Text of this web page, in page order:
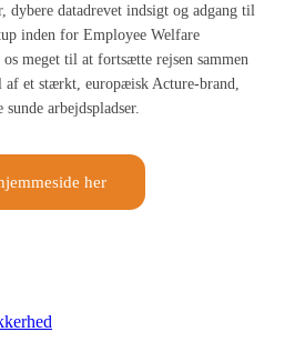
dybere datadrevet indsigt og adgang til
inden for Employee Welfare
meget til at fortsætte rejsen sammen
af et stærkt, europæisk Acture-brand,
arbejdspladser.
her